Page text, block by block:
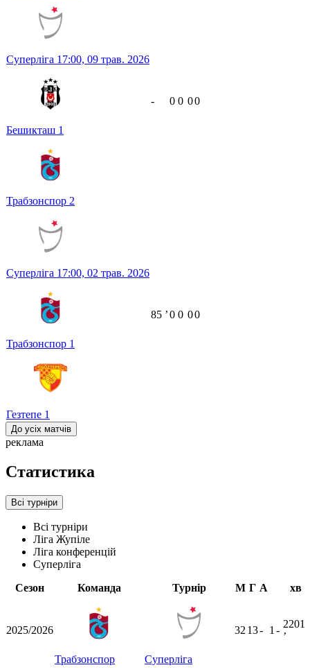
Суперліга 17:00, 09 трав. 2026
Бешикташ 1
Трабзонспор 2
- 0 0 00
Суперліга 17:00, 02 трав. 2026
Трабзонспор 1
Гезтепе 1
85 ʼ0 0 00
До усіх матчів
реклама
Статистика
Всі турніри
Всі турніри
Ліга Жупіле
Ліга конференцій
Суперліга
Сезон
Команда Турнір М Г А хв
2025/2026
Трабзонспор Суперліга
32 13- 1 -
2201
ʼ